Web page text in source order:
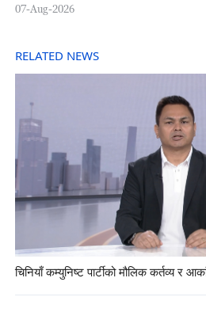
07-Aug-2026
RELATED NEWS
चिनियाँ कम्युनिष्ट पार्टीको मौलिक कर्तव्य र